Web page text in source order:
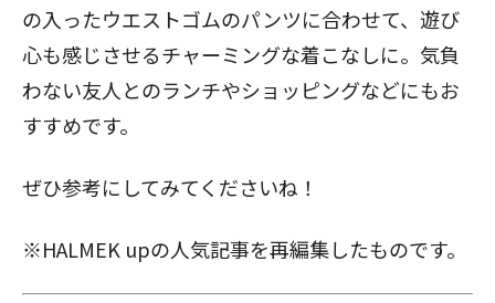
の入ったウエストゴムのパンツに合わせて、遊び
心も感じさせるチャーミングな着こなしに。気負
わない友人とのランチやショッピングなどにもお
すすめです。
ぜひ参考にしてみてくださいね！
※HALMEK upの人気記事を再編集したものです。